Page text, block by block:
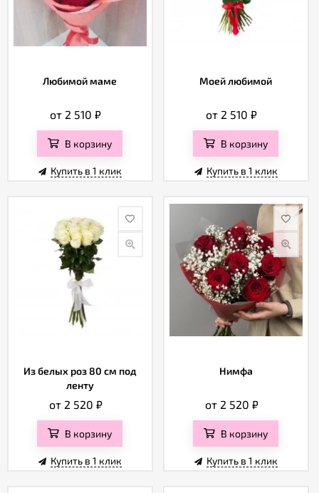
Любимой маме
от 2 510₽
В корзину
Купить в 1 клик
Моей любимой
от 2 510₽
В корзину
Купить в 1 клик
Из белых роз 80 см под
ленту
от 2 520 ₽
В корзину
Купить в 1 клик
Нимфа
от 2 520 ₽
В корзину
Купить в 1 клик